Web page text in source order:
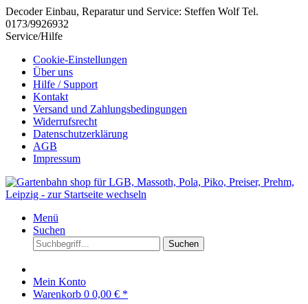
Decoder Einbau, Reparatur und Service: Steffen Wolf Tel.
0173/9926932
Service/Hilfe
Cookie-Einstellungen
Über uns
Hilfe / Support
Kontakt
Versand und Zahlungsbedingungen
Widerrufsrecht
Datenschutzerklärung
AGB
Impressum
Menü
Suchen
Suchen
Mein Konto
Warenkorb 0 0,00 € *